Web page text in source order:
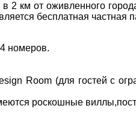
2 км от оживленного
бесплатная частная
номеров.
Room (для гостей с
роскошные